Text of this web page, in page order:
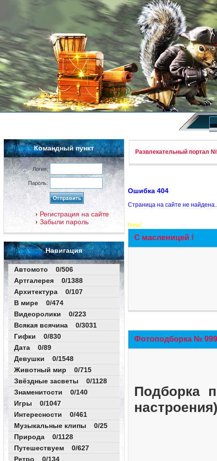
Командный пункт
Логин:
Пароль:
Регистрация на сайте
Забыли пароль
Навигация
Автомото 0/506
Артгалерея 0/1388
Архитектура 0/107
В мире 0/474
Видеоролики 0/223
Всякая всячина 0/3031
Гифки 0/830
Дата 0/89
Девушки 0/1548
Животный мир 0/715
Звёздные засветы 0/1128
Знаменитости 0/140
Игры 0/1047
Интересности 0/461
Музыкальные клипы 0/25
Природа 0/1128
Путешествуем 0/627
Ретро 0/134
Развлекательный портал
Ошибка 404
Страница на сайте не
New!
С масленицей !
Фотоподборка №
Подборка